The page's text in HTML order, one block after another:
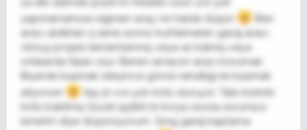
yapmamamıza rağmen araç ne halde düşün
Ben
aracı aldıktan 5 sene sonra muhtemelen garaj aracı
olmuş projesi tamamlanmış veya az kalmış veya
ortalarda falan olur. Benim amacım aracı korumak.
Biyerde basmak isteyince gönül rahatlığı ile basmak
atıyorum
taş izi vvs çok kötü duruyor. Tabi bizimki
kötü bakılmış Güzel işçilikli bi boya olursa sorunsuz
binerim diye düşünüyorum. Gmg garaj kaplama